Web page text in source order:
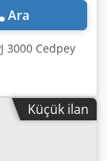
Ara
3000 Cedpey
Küçük ilan